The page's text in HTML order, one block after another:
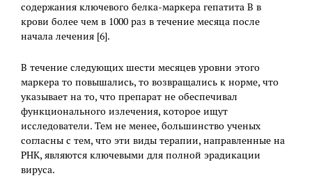
содержания ключевого белка-маркера гепатита В в
крови более чем в 1000 раз в течение месяца после
начала лечения [6].
В течение следующих шести месяцев уровни этого
маркера то повышались, то возвращались к норме, что
указывает на то, что препарат не обеспечивал
функционального излечения, которое ищут
исследователи. Тем не менее, большинство ученых
согласны с тем, что эти виды терапии, направленные на
РНК, являются ключевыми для полной эрадикации
вируса.